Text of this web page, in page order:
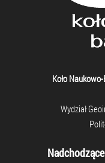
Koło
Wydział